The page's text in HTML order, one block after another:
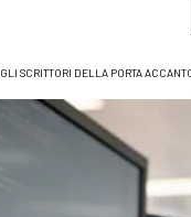
GLI SCRITTORI DELLA PORTA